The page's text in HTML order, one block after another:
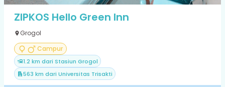
ZIPKOS Hello Green Inn
Grogol
Campur
1.2 km dari Stasiun Grogol
563 km dari Universitas Trisakti